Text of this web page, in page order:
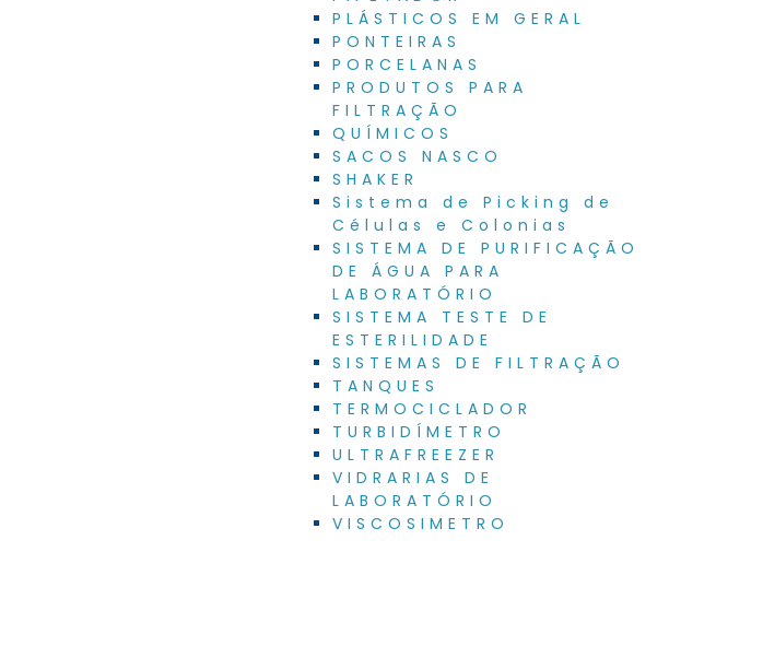
PLÁSTICOS EM GERAL
PONTEIRAS
PORCELANAS
PRODUTOS PARA
FILTRAÇÃO
QUÍMICOS
SACOS NASCO
SHAKER
Sistema de Picking de
Células e Colonias
SISTEMA DE PURIFICAÇÃO
DE ÁGUA PARA
LABORATÓRIO
SISTEMA TESTE DE
ESTERILIDADE
SISTEMAS DE FILTRAÇÃO
TANQUES
TERMOCICLADOR
TURBIDÍMETRO
ULTRAFREEZER
VIDRARIAS DE
LABORATÓRIO
VISCOSIMETRO